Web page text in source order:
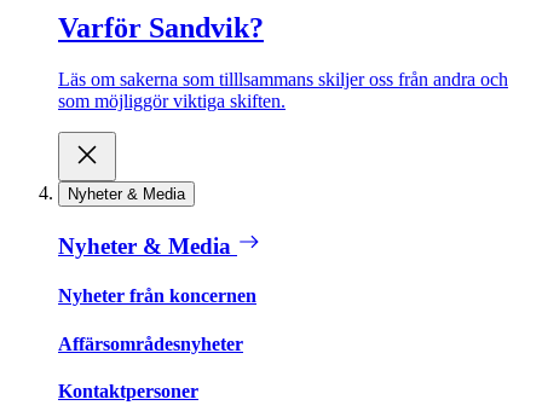
Varför Sandvik?
Läs om sakerna som tilllsammans skiljer oss från andra och
som möjliggör viktiga skiften.
Nyheter & Media
Nyheter & Media
Nyheter från koncernen
Affärsområdesnyheter
Kontaktpersoner